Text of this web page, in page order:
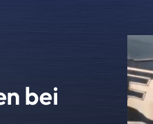
bei